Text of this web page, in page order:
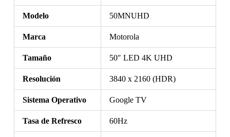
Modelo 50MNUHD
Marca Motorola
Tamaño 50″ LED 4K UHD
Resolución 3840 x 2160 (HDR)
Sistema Operativo Google TV
Tasa de Refresco 60Hz